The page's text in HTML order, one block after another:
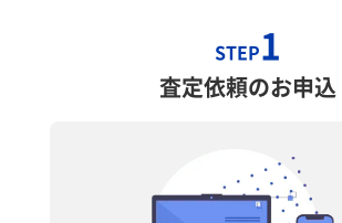
STEP1
査定依頼のお申込